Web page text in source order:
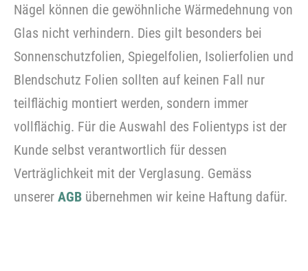
Nägel können die gewöhnliche Wärmedehnung von
Glas nicht verhindern. Dies gilt besonders bei
Sonnenschutzfolien, Spiegelfolien, Isolierfolien und
Blendschutz Folien sollten auf keinen Fall nur
teilflächig montiert werden, sondern immer
vollflächig. Für die Auswahl des Folientyps ist der
Kunde selbst verantwortlich für dessen
Verträglichkeit mit der Verglasung. Gemäss
unserer AGB übernehmen wir keine Haftung dafür.